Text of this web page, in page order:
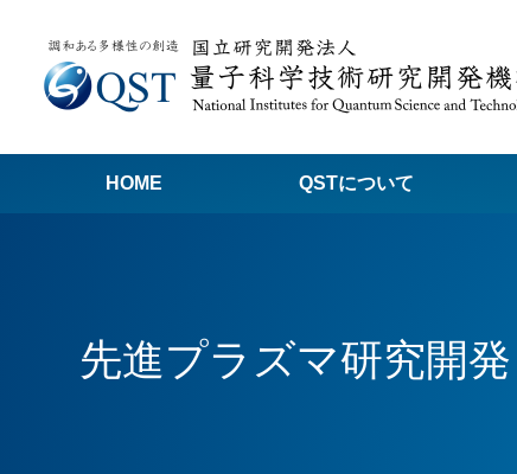
HOME QSTについて
量子科学技術でつくる私たちの未来
先進プラズマ研究開発